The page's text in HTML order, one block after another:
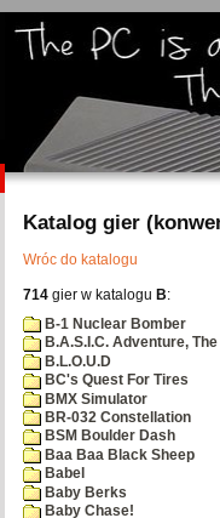
Katalog gier
Wróc do katalogu
714 gier w katalogu B:
B-1 Nuclear Bomber
B.A.S.I.C. Adventure, The
B.L.O.U.D
BC's Quest For Tires
BMX Simulator
BR-032 Constellation
BSM Boulder Dash
Baa Baa Black Sheep
Babel
Baby Berks
Baby Chase!